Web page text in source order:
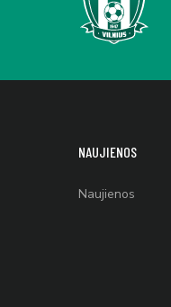
NAUJIENOS
Naujienos